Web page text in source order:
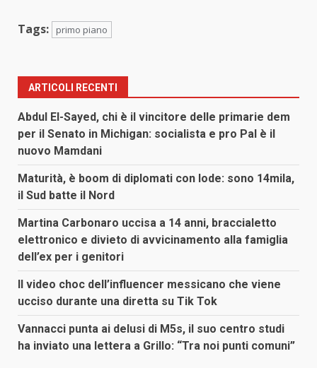
Tags: primo piano
ARTICOLI RECENTI
Abdul El-Sayed, chi è il vincitore delle primarie dem
per il Senato in Michigan: socialista e pro Pal è il
nuovo Mamdani
Maturità, è boom di diplomati con lode: sono 14mila,
il Sud batte il Nord
Martina Carbonaro uccisa a 14 anni, braccialetto
elettronico e divieto di avvicinamento alla famiglia
dell’ex per i genitori
Il video choc dell’influencer messicano che viene
ucciso durante una diretta su Tik Tok
Vannacci punta ai delusi di M5s, il suo centro studi
ha inviato una lettera a Grillo: “Tra noi punti comuni”